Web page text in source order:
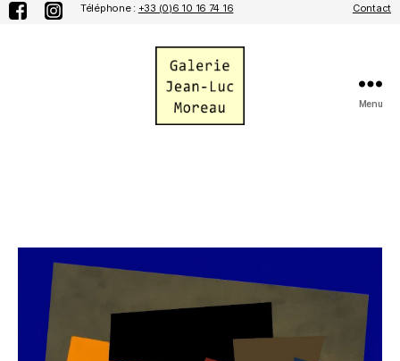
Téléphone : +33 (0)6 10 16 74 16 Contact
Menu